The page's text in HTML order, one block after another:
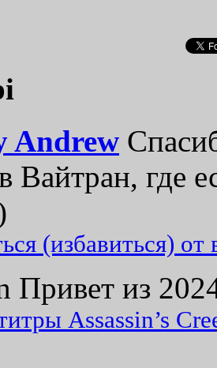
Andrew
Вайтран, где
(избавиться)
Привет из
Assassin’s